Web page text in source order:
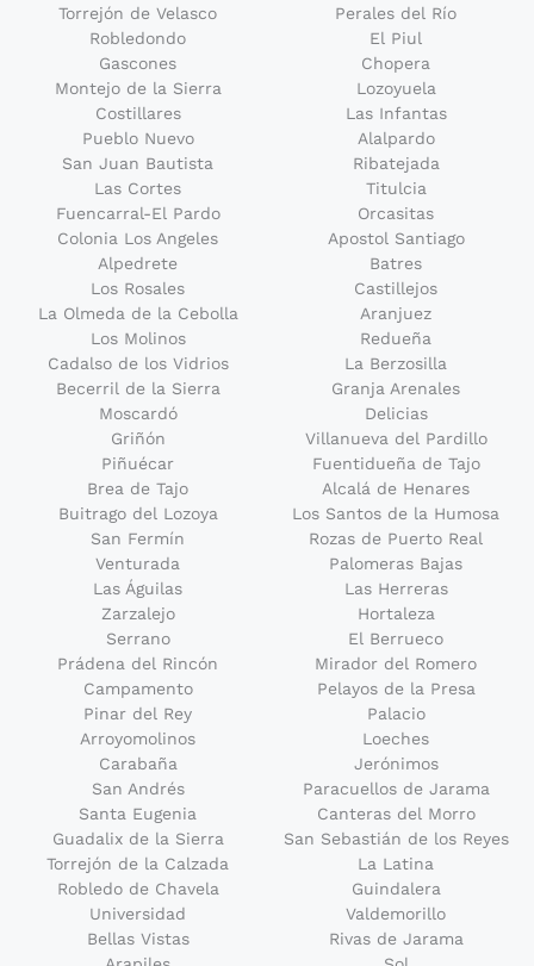
Torrejón de Velasco
Perales del Río
Robledondo
El Piul
Gascones
Chopera
Montejo de la Sierra
Lozoyuela
Costillares
Las Infantas
Pueblo Nuevo
Alalpardo
San Juan Bautista
Ribatejada
Las Cortes
Titulcia
Fuencarral-El Pardo
Orcasitas
Colonia Los Angeles
Apostol Santiago
Alpedrete
Batres
Los Rosales
Castillejos
La Olmeda de la Cebolla
Aranjuez
Los Molinos
Redueña
Cadalso de los Vidrios
La Berzosilla
Becerril de la Sierra
Granja Arenales
Moscardó
Delicias
Griñón
Villanueva del Pardillo
Piñuécar
Fuentidueña de Tajo
Brea de Tajo
Alcalá de Henares
Buitrago del Lozoya
Los Santos de la Humosa
San Fermín
Rozas de Puerto Real
Venturada
Palomeras Bajas
Las Águilas
Las Herreras
Zarzalejo
Hortaleza
Serrano
El Berrueco
Prádena del Rincón
Mirador del Romero
Campamento
Pelayos de la Presa
Pinar del Rey
Palacio
Arroyomolinos
Loeches
Carabaña
Jerónimos
San Andrés
Paracuellos de Jarama
Santa Eugenia
Canteras del Morro
Guadalix de la Sierra
San Sebastián de los Reyes
Torrejón de la Calzada
La Latina
Robledo de Chavela
Guindalera
Universidad
Valdemorillo
Bellas Vistas
Rivas de Jarama